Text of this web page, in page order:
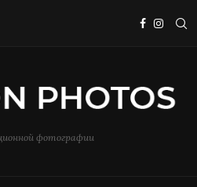
фотографии